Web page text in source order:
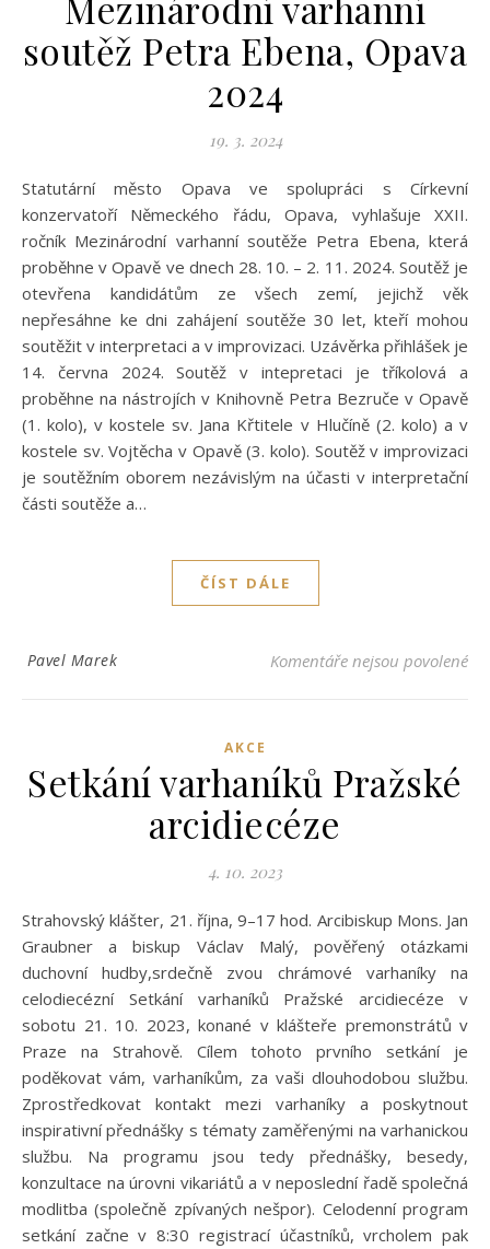
soutěž Petra Ebena, Opava
2024
19. 3. 2024
Statutární město Opava ve spolupráci s Církevní
konzervatoří Německého řádu, Opava, vyhlašuje XXII.
ročník Mezinárodní varhanní soutěže Petra Ebena, která
proběhne v Opavě ve dnech 28. 10. – 2. 11. 2024. Soutěž je
otevřena kandidátům ze všech zemí, jejichž věk
nepřesáhne ke dni zahájení soutěže 30 let, kteří mohou
soutěžit v interpretaci a v improvizaci. Uzávěrka přihlášek je
14. června 2024. Soutěž v intepretaci je tříkolová a
proběhne na nástrojích v Knihovně Petra Bezruče v Opavě
(1. kolo), v kostele sv. Jana Křtitele v Hlučíně (2. kolo) a v
kostele sv. Vojtěcha v Opavě (3. kolo). Soutěž v improvizaci
je soutěžním oborem nezávislým na účasti v interpretační
části soutěže a…
ČÍST DÁLE
Pavel Marek Komentáře nejsou povolenéu
AKCE
Setkání varhaníků Pražské
arcidiecéze
4. 10. 2023
Strahovský klášter, 21. října, 9–17 hod. Arcibiskup Mons. Jan
Graubner a biskup Václav Malý, pověřený otázkami
duchovní hudby,srdečně zvou chrámové varhaníky na
celodiecézní Setkání varhaníků Pražské arcidiecéze v
sobotu 21. 10. 2023, konané v klášteře premonstrátů v
Praze na Strahově. Cílem tohoto prvního setkání je
poděkovat vám, varhaníkům, za vaši dlouhodobou službu.
Zprostředkovat kontakt mezi varhaníky a poskytnout
inspirativní přednášky s tématy zaměřenými na varhanickou
službu. Na programu jsou tedy přednášky, besedy,
konzultace na úrovni vikariátů a v neposlední řadě společná
modlitba (společně zpívaných nešpor). Celodenní program
setkání začne v 8:30 registrací účastníků, vrcholem pak